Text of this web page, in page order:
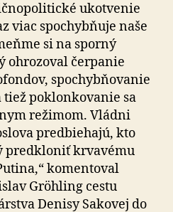
ukotvenie
viac spochybňuje naše
si na sporný
ohrozoval čerpanie
spochybňovanie
poklonkovanie sa
režimom. Vládni
predbiehajú, kto
predkloniť krvavému
komentoval
Gröhling cestu
Denisy Sakovej do